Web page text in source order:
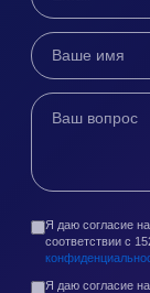
Я даю согласие
соответствии с
Я даю согласие